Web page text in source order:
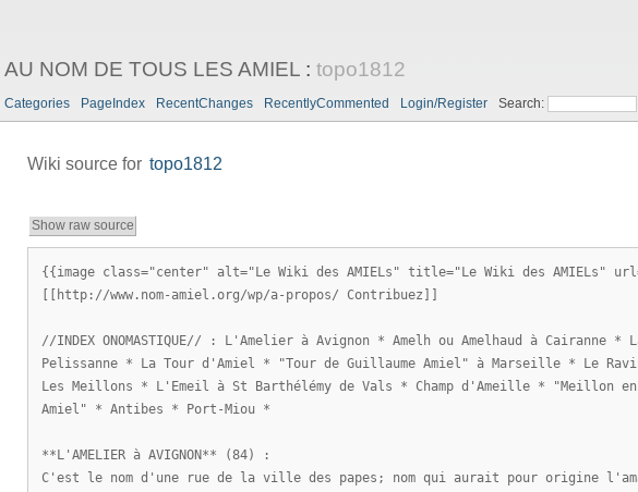
AU NOM DE TOUS LES AMIEL : topo1812
Categories PageIndex RecentChanges RecentlyCommented Login/Register Search:
Wiki source for topo1812
Show raw source
{{image class="center" alt="Le Wiki des AMIELs" title="Le Wiki des AMIELs"
[[http://www.nom-amiel.org/wp/a-propos/ Contribuez]]
//INDEX ONOMASTIQUE// : L'Amelier à Avignon * Amelh ou Amelhaud à Cairanne
Pelissanne * La Tour d'Amiel * "Tour de Guillaume Amiel" à Marseille * Le
Les Meillons * L'Emeil à St Barthélémy de Vals * Champ d'Ameille * "Meillon
Amiel" * Antibes * Port-Miou *
**L'AMELIER à AVIGNON** (84) :
C'est le nom d'une rue de la ville des papes; nom qui aurait pour origine